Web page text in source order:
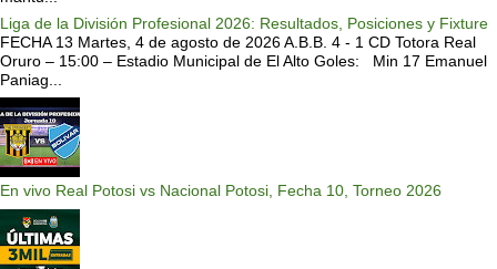
Liga de la División Profesional 2026: Resultados, Posiciones y Fixture
FECHA 13 Martes, 4 de agosto de 2026 A.B.B. 4 - 1 CD Totora Real
Oruro – 15:00 – Estadio Municipal de El Alto Goles: Min 17 Emanuel
Paniag...
En vivo Real Potosi vs Nacional Potosi, Fecha 10, Torneo 2026